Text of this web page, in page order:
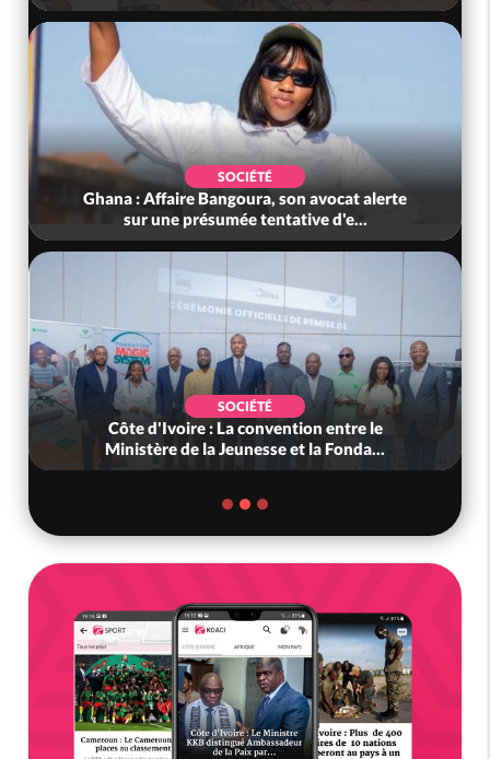
SOCIÉTÉ
Ghana : Affaire Bangoura, son avocat alerte
sur une présumée tentative d'e...
SOCIÉTÉ
Côte d'Ivoire : La convention entre le
Ministère de la Jeunesse et la Fonda...